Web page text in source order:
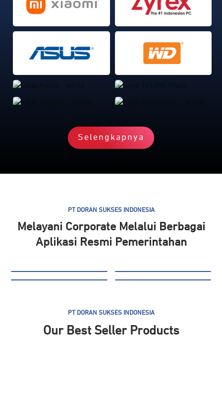
Selengkapnya
PT DORAN SUKSES INDONESIA
Melayani Corporate Melalui Berbagai
Aplikasi Resmi Pemerintahan
PT DORAN SUKSES INDONESIA
Our Best Seller Products